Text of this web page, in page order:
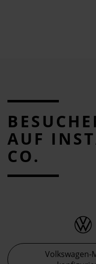
AUF
CO.
Volkswagen-